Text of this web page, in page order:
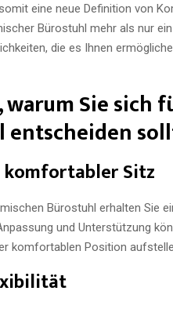
eine neue Definition von
Bürostuhl mehr als nur
die es Ihnen
warum Sie sich
entscheiden
komfortabler Sitz
Bürostuhl erhalten Sie
und Unterstützung
komfortablen Position